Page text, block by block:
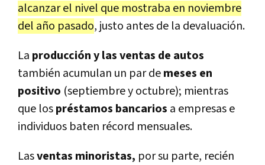
alcanzar el nivel que mostraba en noviembre
del año pasado, justo antes de la devaluación.
La producción y las ventas de autos
también acumulan un par demeses en
positivo (septiembre y octubre); mientras
que lospréstamos bancarios a empresas e
individuos baten récord mensuales.
Lasventas minoristas, por su parte, recién